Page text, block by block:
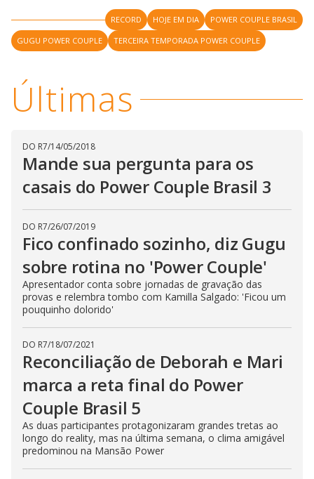
y
i
d
e
o
M
u
RECORD HOJE EM DIA
POWER COUPLE BRASIL
GUGU POWER COUPLE
TERCEIRA TEMPORADA POWER COUPLE
Últimas
DO R7/14/05/2018
Mande sua pergunta para os
casais do Power Couple Brasil 3
DO R7/26/07/2019
Fico confinado sozinho, diz Gugu
sobre rotina no 'Power Couple'
Apresentador conta sobre jornadas de gravação das
provas e relembra tombo com Kamilla Salgado: 'Ficou um
pouquinho dolorido'
DO R7/18/07/2021
Reconciliação de Deborah e Mari
marca a reta final do Power
Couple Brasil 5
As duas participantes protagonizaram grandes tretas ao
longo do reality, mas na última semana, o clima amigável
predominou na Mansão Power